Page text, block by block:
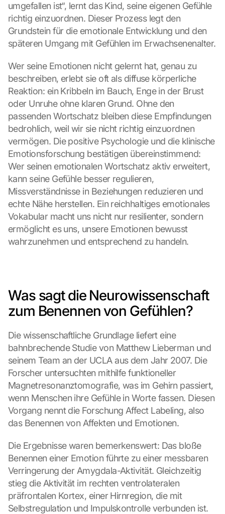
umgefallen ist“, lernt das Kind, seine eigenen Gefühle
richtig einzuordnen. Dieser Prozess legt den
Grundstein für die emotionale Entwicklung und den
späteren Umgang mit Gefühlen im Erwachsenenalter.
Wer seine Emotionen nicht gelernt hat, genau zu
beschreiben, erlebt sie oft als diffuse körperliche
Reaktion: ein Kribbeln im Bauch, Enge in der Brust
oder Unruhe ohne klaren Grund. Ohne den
passenden Wortschatz bleiben diese Empfindungen
bedrohlich, weil wir sie nicht richtig einzuordnen
vermögen. Die positive Psychologie und die klinische
Emotionsforschung bestätigen übereinstimmend:
Wer seinen emotionalen Wortschatz aktiv erweitert,
kann seine Gefühle besser regulieren,
Missverständnisse in Beziehungen reduzieren und
echte Nähe herstellen. Ein reichhaltiges emotionales
Vokabular macht uns nicht nur resilienter, sondern
ermöglicht es uns, unsere Emotionen bewusst
wahrzunehmen und entsprechend zu handeln.
Was sagt die Neurowissenschaft
zum Benennen von Gefühlen?
Die wissenschaftliche Grundlage liefert eine
bahnbrechende Studie von Matthew Lieberman und
seinem Team an der UCLA aus dem Jahr 2007. Die
Forscher untersuchten mithilfe funktioneller
Magnetresonanztomografie, was im Gehirn passiert,
wenn Menschen ihre Gefühle in Worte fassen. Diesen
Vorgang nennt die Forschung Affect Labeling, also
das Benennen von Affekten und Emotionen.
Die Ergebnisse waren bemerkenswert: Das bloße
Benennen einer Emotion führte zu einer messbaren
Verringerung der Amygdala-Aktivität. Gleichzeitig
stieg die Aktivität im rechten ventrolateralen
präfrontalen Kortex, einer Hirnregion, die mit
Selbstregulation und Impulskontrolle verbunden ist.